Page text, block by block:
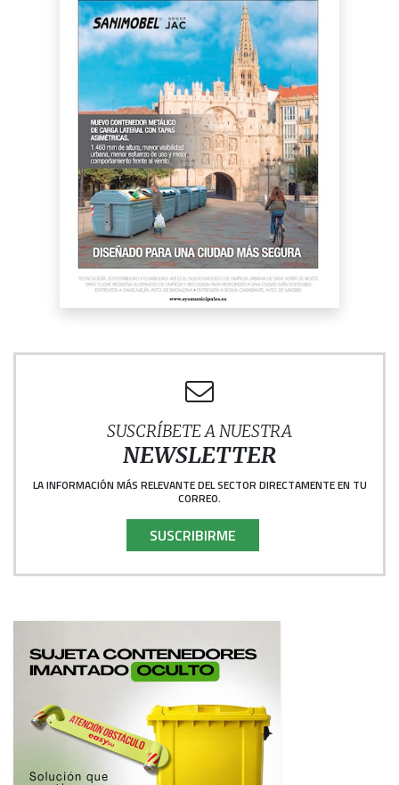
SUSCRÍBETE A NUESTRA
NEWSLETTER
LA INFORMACIÓN MÁS RELEVANTE DEL SECTOR DIRECTAMENTE EN TU
CORREO.
SUSCRIBIRME